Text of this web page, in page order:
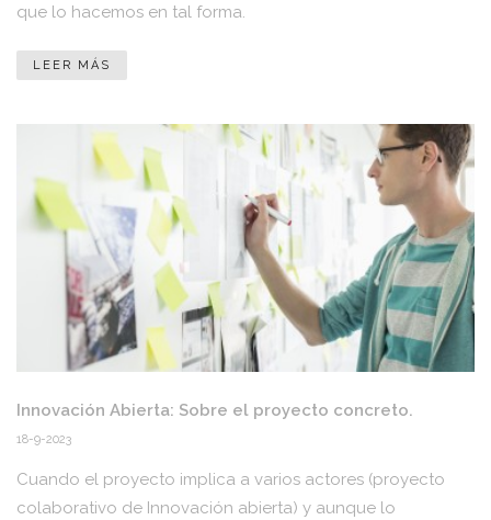
que lo hacemos en tal forma.
LEER MÁS
Innovación Abierta: Sobre el proyecto concreto.
18-9-2023
Cuando el proyecto implica a varios actores (proyecto
colaborativo de Innovación abierta) y aunque lo